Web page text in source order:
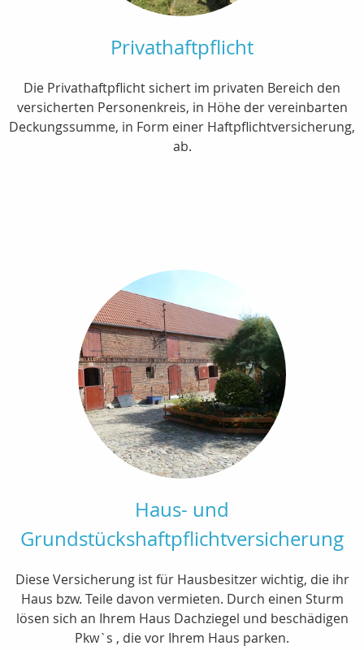
Privathaftpflicht
Die Privathaftpflicht sichert im privaten Bereich den
versicherten Personenkreis, in Höhe der vereinbarten
Deckungssumme, in Form einer Haftpflichtversicherung,
ab.
Haus- und
Grundstückshaftpflichtversicherung
Diese Versicherung ist für Hausbesitzer wichtig, die ihr
Haus bzw. Teile davon vermieten. Durch einen Sturm
lösen sich an Ihrem Haus Dachziegel und beschädigen
Pkw`s , die vor Ihrem Haus parken.